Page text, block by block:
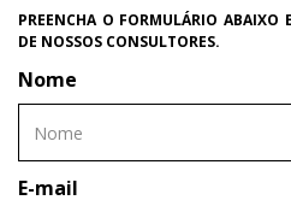
PREENCHA O FORMULÁRIO ABAIXO
DE NOSSOS CONSULTORES.
Nome
E-mail